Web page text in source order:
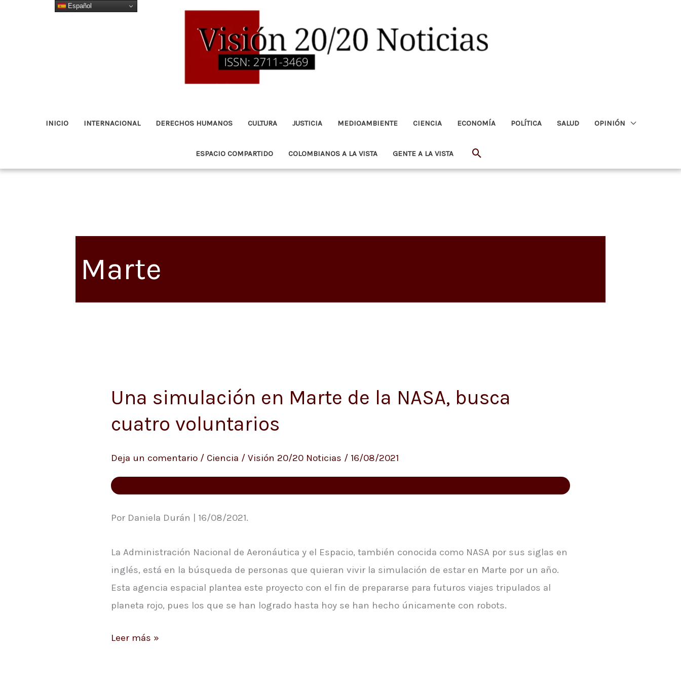
INICIO INTERNACIONAL DERECHOS HUMANOS CULTURA JUSTICIA MEDIOAMBIENTE CIENCIA ECONOMÍA POLÍTICA SALUD OPINIÓN
ESPACIO COMPARTIDO COLOMBIANOS A LA VISTA GENTE A LA VISTA Buscar
Marte
Una simulación en Marte de la NASA, busca
cuatro voluntarios
Deja un comentario / Ciencia / Visión 20/20 Noticias / 16/08/2021
Por Daniela Durán | 16/08/2021.
La Administración Nacional de Aeronáutica y el Espacio, también conocida como NASA por sus siglas en
inglés, está en la búsqueda de personas que quieran vivir la simulación de estar en Marte por un año.
Esta agencia espacial plantea este proyecto con el fin de prepararse para futuros viajes tripulados al
planeta rojo, pues los que se han logrado hasta hoy se han hecho únicamente con robots.
Una
en
de
la
busca
voluntarios
Leer más »
Español